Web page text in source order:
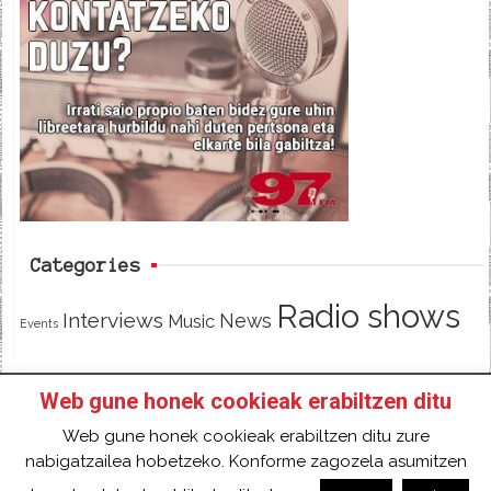
e
b
o
o
t
t
e
d
Categories
Events Interviews Music News Radio shows
HOME
HAZTE SOCI@ DE 97FM IRRATIA
FACEBOOK
TWITTER CONTACT LOGIN
Web gune honek cookieak erabiltzen ditu
Web gune honek cookieak erabiltzen ditu zure
nabigatzailea hobetzeko. Konforme zagozela asumitzen